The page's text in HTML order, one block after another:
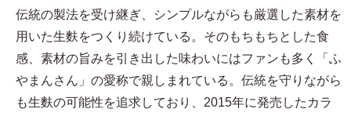
伝統の製法を受け継ぎ、シンプルながらも厳選した素材を
用いた生麩をつくり続けている。そのもちもちとした食
感、素材の旨みを引き出した味わいにはファンも多く「ふ
やまんさん」の愛称で親しまれている。伝統を守りながら
も生麩の可能性を追求しており、2015年に発売したカラ